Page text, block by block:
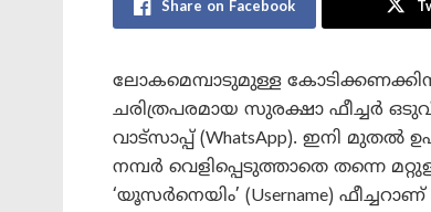
Share on Facebook
ലോകമെമ്പാടുമുള്ള
ചരിത്രപരമായ സുരക്ഷാ ഫീച്ചർ
വാട്സാപ്പ് (WhatsApp). ഇനി
നമ്പർ വെളിപ്പെടുത്താതെ തന്നെ
‘യൂസർനെയിം’ (Username)